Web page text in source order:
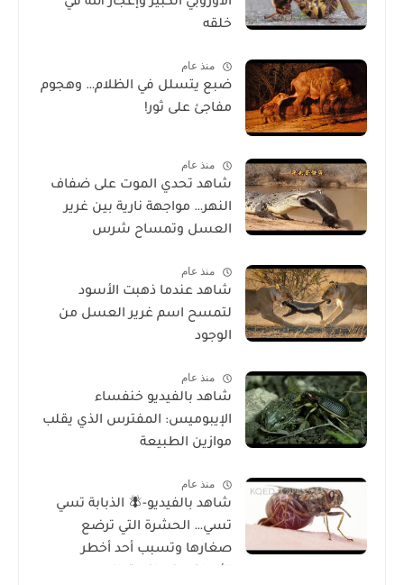
خلقه
منذ عام
ضبع يتسلل في الظلام… وهجوم
مفاجئ على ثور!
منذ عام
شاهد تحدي الموت على ضفاف
النهر… مواجهة نارية بين غرير
العسل وتمساح شرس
منذ عام
شاهد عندما ذهبت الأسود
لتمسح اسم غرير العسل من
الوجود
منذ عام
شاهد بالفيديو خنفساء
الإيبوميس: المفترس الذي يقلب
موازين الطبيعة
منذ عام
شاهد بالفيديو-🪰 الذبابة تسي
تسي… الحشرة التي ترضع
صغارها وتسبب أحد أخطر